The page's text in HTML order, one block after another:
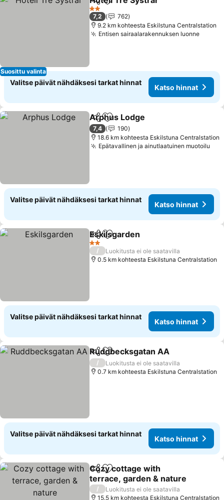
Suosittu valinta
Jaa Lisää suosikkeihin
2 Tähtiluokitus
7,2
762
9.2 km kohteesta Eskilstuna Centralstation
Entisen sairaalarakennuksen luonneKatso
Valitse päivät nähdäksesi tarkat hinnat
Katso hinnat
Jaa Lisää suosikkeihin
Arphus Lodge
7,4
190
18.6 km kohteesta Eskilstuna Centralstation
Epätavallinen ja ainutlaatuinen muotoilu
Valitse päivät nähdäksesi tarkat hinnat
Katso hinnat
Jaa Lisää suosikkeihin
Eskilsgarden
2 Tähtiluokitus
/
Luokitusta ei ole saatavilla
0.5 km kohteesta Eskilstuna Centralstation
Valitse päivät nähdäksesi tarkat hinnat
Katso hinnat
Jaa Lisää suosikkeihin
Ruddbecksgatan AA
/
Luokitusta ei ole saatavilla
0.7 km kohteesta Eskilstuna Centralstation
Valitse päivät nähdäksesi tarkat hinnat
Katso hinnat
Jaa Lisää suosikkeihin
Cozy cottage with
terrace, garden & nature
Katso hinnat
/
Luokitusta ei ole saatavilla
15.5 km kohteesta Eskilstuna Centralstation